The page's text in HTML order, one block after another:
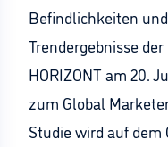
Befindlichkeiten
Trendergebnisse
HORIZONT am 20.
zum Global
Studie wird auf